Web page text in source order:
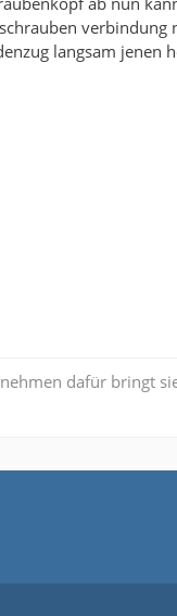
langsam jenen
dafür bringt